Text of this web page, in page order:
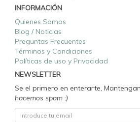
INFORMACIÓN
Quienes Somos
Blog / Noticias
Preguntas Frecuentes
Términos y Condiciones
Políticas de uso y Privacidad
NEWSLETTER
Se el primero en enterarte,
hacemos spam :)